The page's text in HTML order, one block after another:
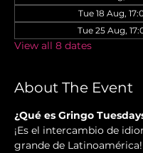
Tue 18 Aug,
Tue 25 Aug,
View all 8 dates
About The Event
¿Qué es Gringo
¡Es el intercambio de
grande de Latinoamérica!